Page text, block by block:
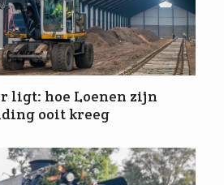
ligt: hoe Loenen zijn
ooit kreeg